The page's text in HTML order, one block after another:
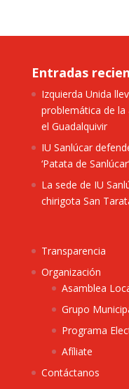
Entradas
Izquierda Unida
problemática de la
el Guadalquivir
IU Sanlúcar
‘Patata de Sanlúcar’
La sede de IU
chirigota San
Transparencia
Organización
Asamblea
Grupo
Programa
Afíliate
Contáctanos